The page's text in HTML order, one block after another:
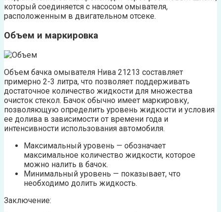
который соединяется с насосом омывателя,
расположенным в двигательном отсеке.
Объем и маркировка
Объем бачка омывателя Нива 21213 составляет
примерно 2-3 литра, что позволяет поддерживать
достаточное количество жидкости для множества
очисток стекол. Бачок обычно имеет маркировку,
позволяющую определить уровень жидкости и условия
ее долива в зависимости от времени года и
интенсивности использования автомобиля.
Максимальный уровень — обозначает
максимальное количество жидкости, которое
можно налить в бачок.
Минимальный уровень — показывает, что
необходимо долить жидкость.
Заключение: